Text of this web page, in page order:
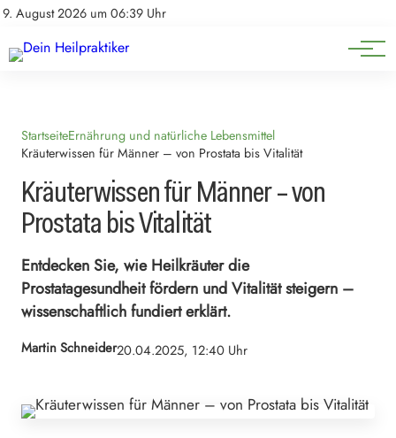
9. August 2026 um 06:39 Uhr
Impressum
Natürliche Medizin
Heilpflanzen & Kräuterkunde
StartseiteErnährung und natürliche Lebensmittel
Kräuterwissen für Männer – von Prostata bis Vitalität
Kräuterwissen für Männer – von
Prostata bis Vitalität
Entdecken Sie, wie Heilkräuter die
Prostatagesundheit fördern und Vitalität steigern –
wissenschaftlich fundiert erklärt.
Martin Schneider20.04.2025, 12:40 Uhr